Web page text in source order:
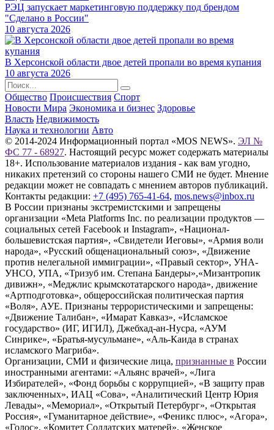
РЭЦ запускает маркетинговую поддержку под брендом
"Сделано в России"
10 августа 2026
В Херсонской области двое детей пропали во время купания
10 августа 2026
Общество Происшествия Спорт
Новости Мира Экономика и бизнес Здоровье
Власть Недвижимость
Наука и технологии Авто
© 2014-2024 Информационный портал «MOS NEWS». ЭЛ №
ФС 77 - 68927. Настоящий ресурс может содержать материалы
18+. Использование материалов издания - как вам угодно,
никаких претензий со стороны нашего СМИ не будет. Мнение
редакции может не совпадать с мнением авторов публикаций.
Контакты редакции: +7 (495) 765-41-64, mos.news@inbox.ru
В России признаны экстремистскими и запрещены
организации «Meta Platforms Inc. по реализации продуктов —
социальных сетей Facebook и Instagram», «Национал-
большевистская партия», «Свидетели Иеговы», «Армия воли
народа», «Русский общенациональный союз», «Движение
против нелегальной иммиграции», «Правый сектор», УНА-
УНСО, УПА, «Тризуб им. Степана Бандеры»,«Мизантропик
дивижн», «Меджлис крымскотатарского народа», движение
«Артподготовка», общероссийская политическая партия
«Воля», АУЕ. Признаны террористическими и запрещены:
«Движение Талибан», «Имарат Кавказ», «Исламское
государство» (ИГ, ИГИЛ), Джебхад-ан-Нусра, «АУМ
Синрике», «Братья-мусульмане», «Аль-Каида в странах
исламского Магриба».
Организации, СМИ и физические лица, признанные в России
иностранными агентами: «Альянс врачей», «Лига
Избирателей», «Фонд борьбы с коррупцией», «В защиту прав
заключенных», ИАЦ «Сова», «Аналитический Центр Юрия
Левады», «Мемориал», «Открытый Петербург», «Открытая
Россия», «Гуманитарное действие», «Феникс плюс», «Агора»,
«Голос», «Комитет Солдатских матерей», «Женское